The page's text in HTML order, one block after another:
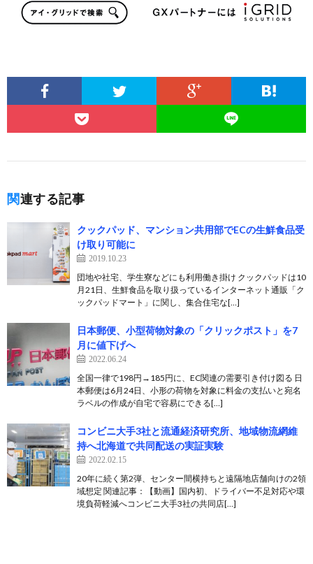
関連する記事
クックパッド、マンション共用部でECの生鮮食品受
け取り可能に
2019.10.23
団地や社宅、学生寮などにも利用働き掛け クックパッドは10
月21日、生鮮食品を取り扱っているインターネット通販「ク
ックパッドマート」に関し、集合住宅な[…]
日本郵便、小型荷物対象の「クリックポスト」を7
月に値下げへ
2022.06.24
全国一律で198円→185円に、EC関連の需要引き付け図る 日
本郵便は6月24日、小形の荷物を対象に料金の支払いと宛名
ラベルの作成が自宅で容易にできる[…]
コンビニ大手3社と流通経済研究所、地域物流網維
持へ北海道で共同配送の実証実験
2022.02.15
20年に続く第2弾、センター間横持ちと遠隔地店舗向けの2領
域想定 関連記事：【動画】国内初、ドライバー不足対応や環
境負荷軽減へコンビニ大手3社の共同店[…]